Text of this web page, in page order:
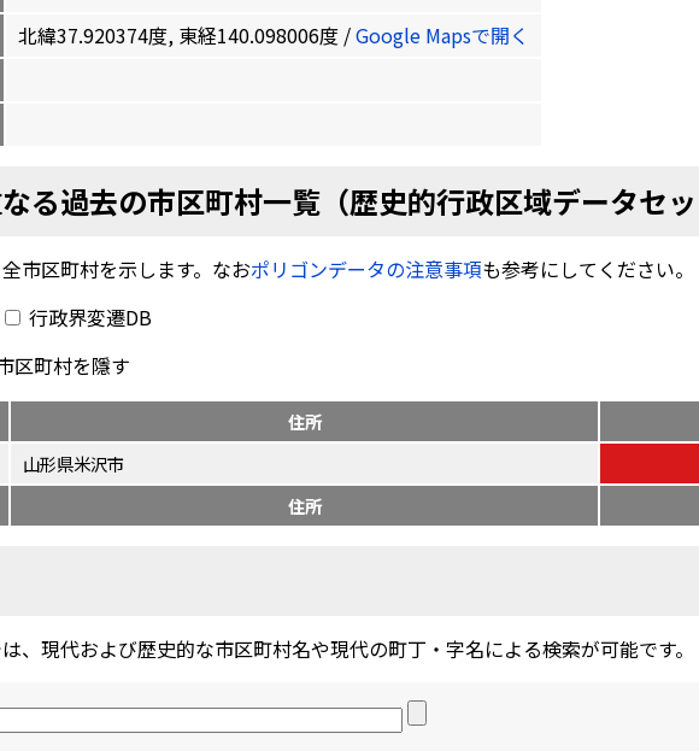
北緯37.920374度, 東経140.098006度 /Google Mapsで開く
る過去の市区町村一覧（歴史的行政区域データセ
市区町村を示します。なおポリゴンデータの注意事項も参考にしてください。
行政界変遷DB
区町村を隱す
住所
山形県米沢市
住所
、現代および歴史的な市区町村名や現代の町丁・字名による検索が可能です。